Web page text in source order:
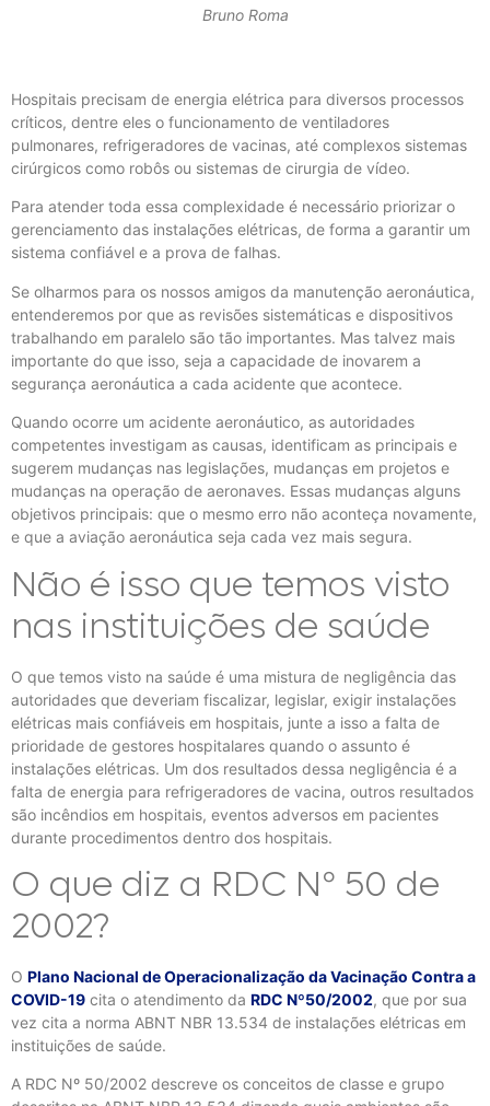
Bruno Roma
Hospitais precisam de energia elétrica para diversos processos
críticos, dentre eles o funcionamento de ventiladores
pulmonares, refrigeradores de vacinas, até complexos sistemas
cirúrgicos como robôs ou sistemas de cirurgia de vídeo.
Para atender toda essa complexidade é necessário priorizar o
gerenciamento das instalações elétricas, de forma a garantir um
sistema confiável e a prova de falhas.
Se olharmos para os nossos amigos da manutenção aeronáutica,
entenderemos por que as revisões sistemáticas e dispositivos
trabalhando em paralelo são tão importantes. Mas talvez mais
importante do que isso, seja a capacidade de inovarem a
segurança aeronáutica a cada acidente que acontece.
Quando ocorre um acidente aeronáutico, as autoridades
competentes investigam as causas, identificam as principais e
sugerem mudanças nas legislações, mudanças em projetos e
mudanças na operação de aeronaves. Essas mudanças alguns
objetivos principais: que o mesmo erro não aconteça novamente,
e que a aviação aeronáutica seja cada vez mais segura.
Não é isso que temos visto
nas instituições de saúde
O que temos visto na saúde é uma mistura de negligência das
autoridades que deveriam fiscalizar, legislar, exigir instalações
elétricas mais confiáveis em hospitais, junte a isso a falta de
prioridade de gestores hospitalares quando o assunto é
instalações elétricas. Um dos resultados dessa negligência é a
falta de energia para refrigeradores de vacina, outros resultados
são incêndios em hospitais, eventos adversos em pacientes
durante procedimentos dentro dos hospitais.
O que diz a RDC Nº 50 de
2002?
O Plano Nacional de Operacionalização da Vacinação Contra a
COVID-19 cita o atendimento da RDC Nº50/2002, que por sua
vez cita a norma ABNT NBR 13.534 de instalações elétricas em
instituições de saúde.
A RDC Nº 50/2002 descreve os conceitos de classe e grupo